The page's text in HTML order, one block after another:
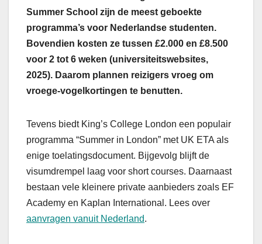
Summer School zijn de meest geboekte
programma’s voor Nederlandse studenten.
Bovendien kosten ze tussen £2.000 en £8.500
voor 2 tot 6 weken (universiteitswebsites,
2025). Daarom plannen reizigers vroeg om
vroege-vogelkortingen te benutten.
Tevens biedt King’s College London een populair
programma “Summer in London” met UK ETA als
enige toelatingsdocument. Bijgevolg blijft de
visumdrempel laag voor short courses. Daarnaast
bestaan vele kleinere private aanbieders zoals EF
Academy en Kaplan International. Lees over
aanvragen vanuit Nederland.